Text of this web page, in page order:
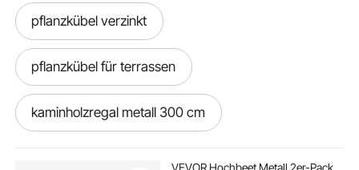
pflanzkübel verzinkt
pflanzkübel für terrassen
kaminholzregal metall 300 cm
VEVOR Hochbeet Metall 2er-Pack